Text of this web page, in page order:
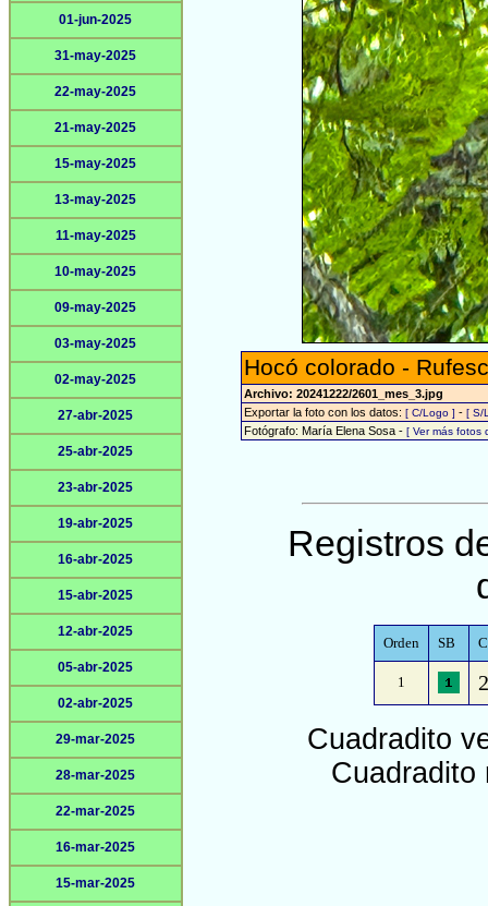
01-jun-2025
31-may-2025
22-may-2025
21-may-2025
15-may-2025
13-may-2025
11-may-2025
10-may-2025
09-may-2025
03-may-2025
02-may-2025
27-abr-2025
25-abr-2025
23-abr-2025
19-abr-2025
16-abr-2025
15-abr-2025
12-abr-2025
05-abr-2025
02-abr-2025
29-mar-2025
28-mar-2025
22-mar-2025
16-mar-2025
15-mar-2025
Hocó colorado -
Archivo: 20241222/2601_mes_3.jpg
Exportar la foto con los datos: [ C/Logo ] - [ S/
Fotógrafo: María Elena Sosa - [ Ver más fotos
Registros
Orden SB
1
Cuadradito
Cuadradito